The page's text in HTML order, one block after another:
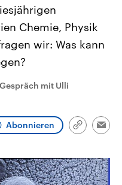
USA
Aktuelle Beiträge,
Hintergründe
Wirtschaftlich und
gehören die Vereinigten
den mächtigsten Ländern
mit großem Einfluss auf
Chemie, Physik
wir: Was kann
mit Ulli
Abonnieren
Link